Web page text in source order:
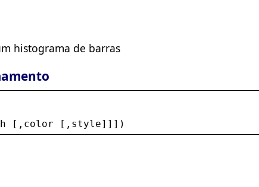
histograma de barras
[, color [, style]]])